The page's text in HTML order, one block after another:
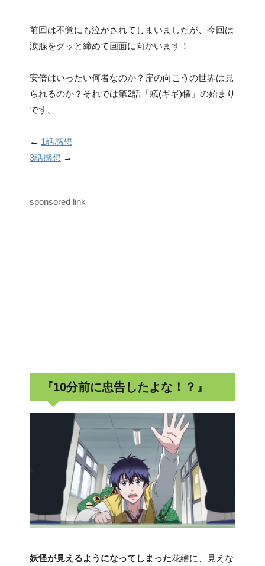
前回は不覚にも泣かされてしまいましたが、今回は
涙腺をグッと締めて画面に向かいます！
安倍はいったい何者なのか？扉の向こうの世界は見
られるのか？それでは第2話「蟻(ギギ)犠」の始まり
です。
← 1話感想
3話感想 →
sponsored link
『10分前に忠告したよな！？』
妖怪が見えるようになってしまった花繪に、見えな